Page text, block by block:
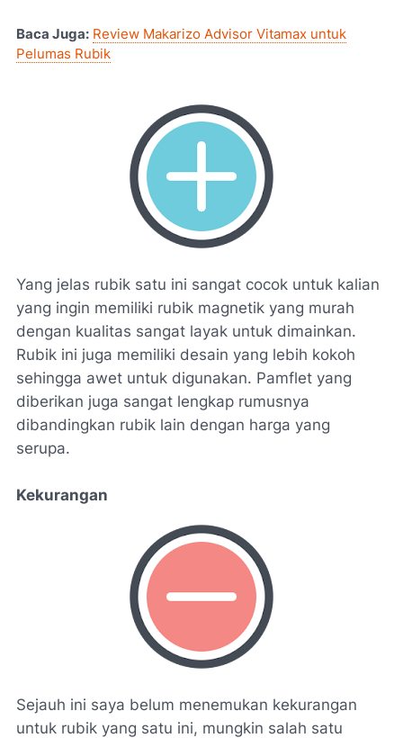
Baca Juga: Review Makarizo Advisor Vitamax untuk
Pelumas Rubik
Yang jelas rubik satu ini sangat cocok untuk kalian
yang ingin memiliki rubik magnetik yang murah
dengan kualitas sangat layak untuk dimainkan.
Rubik ini juga memiliki desain yang lebih kokoh
sehingga awet untuk digunakan. Pamflet yang
diberikan juga sangat lengkap rumusnya
dibandingkan rubik lain dengan harga yang
serupa.
Kekurangan
Sejauh ini saya belum menemukan kekurangan
untuk rubik yang satu ini, mungkin salah satu